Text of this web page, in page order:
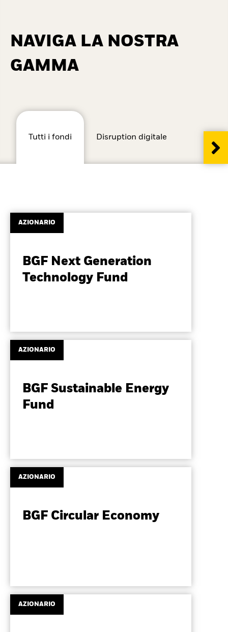
NAVIGA LA NOSTRA
GAMMA
Tutti i fondi Disruption digitale
AZIONARIO
BGF Next Generation
Technology Fund
AZIONARIO
BGF Sustainable Energy
Fund
AZIONARIO
BGF Circular Economy
AZIONARIO